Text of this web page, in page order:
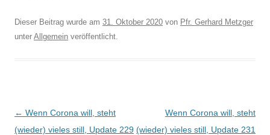
Dieser Beitrag wurde am 31. Oktober 2020 von Pfr. Gerhard Metzger
unter Allgemein veröffentlicht.
Beitragsnavigation
← Wenn Corona will, steht
(wieder) vieles still, Update 229
Wenn Corona will, steht
(wieder) vieles still, Update 231